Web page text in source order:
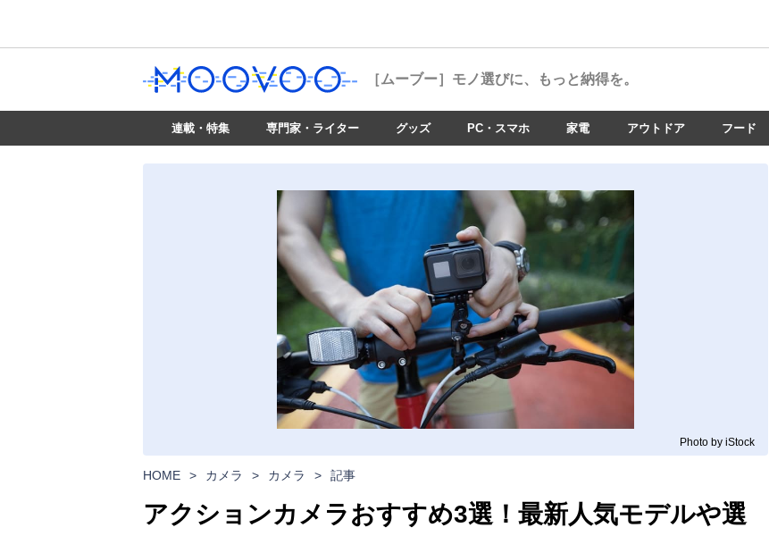
［ムーブー］ モノ選びに、もっと納得を。
連載・特集 専門家・ライター グッズ PC・スマホ 家電 アウトドア フード
Photo by iStock
HOME > カメラ > カメラ > 記事
アクションカメラおすすめ3選！最新人気モデルや選